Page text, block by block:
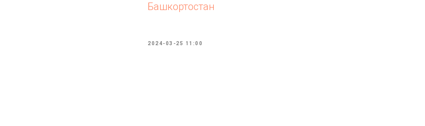
Башкортостан
2024-03-25 11:00